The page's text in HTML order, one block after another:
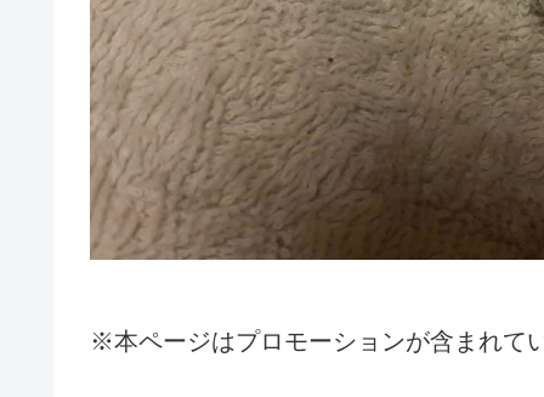
※本ページはプロモーションが含まれて